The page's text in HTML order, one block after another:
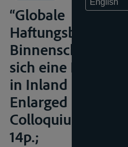
English
“Globale
Binnenschiffahrt
sich eine Revision
in Inland
Enlarged Europe,
Colloquium,
14p.;